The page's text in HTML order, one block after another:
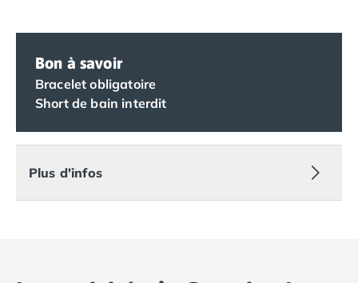
Camping Marseillan-Plage
Camping Palavas-les-Flots
Camping Sète
Camping Valras-Plage
Camping Pyrénées-Orientales
Camping Canet-en-Roussillon
Camping Collioure
Camping Limousin
Bon à savoir
Bracelet obligatoire
Short de bain interdit
Plus d'infos